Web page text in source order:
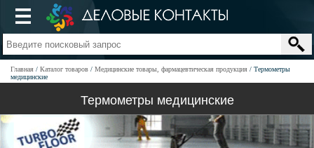
Главная Каталог товаров Медицинские товары, фармацевтическая продукция
Термометры
медицинские
Термометры медицинские